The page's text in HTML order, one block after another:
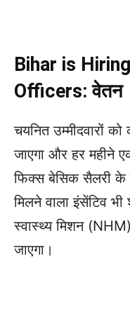
Bihar is
Officers: वेतन
चयनित उम्मीदवारों
जाएगा और हर महीने
फिक्स बेसिक सैलरी के
मिलने वाला इंसेंटिव भी
स्वास्थ्य मिशन
जाएगा।